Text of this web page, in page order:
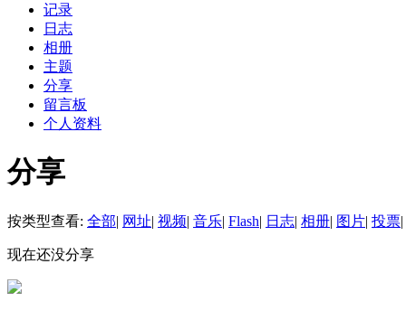
记录
日志
相册
主题
分享
留言板
个人资料
分享
按类型查看: 全部| 网址| 视频| 音乐| Flash| 日志| 相册| 图片| 投票|
现在还没分享